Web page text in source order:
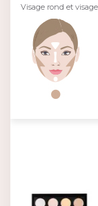
Visage rond et visage